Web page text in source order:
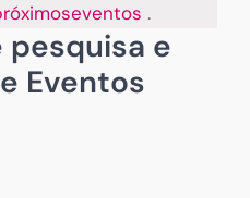
.
pesquisa e
Eventos